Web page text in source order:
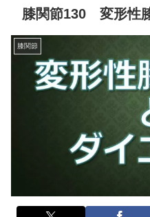
膝関節130 変形性
膝関節